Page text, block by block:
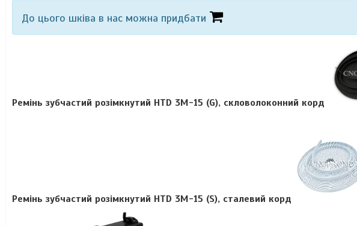
До цього шківа в нас можна придбати
Ремінь зубчастий розімкнутий HTD 3M-15 (G), скловолоконний корд
Ремінь зубчастий розімкнутий HTD 3М-15 (S), сталевий корд